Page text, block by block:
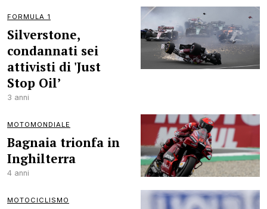
FORMULA 1
Silverstone,
condannati sei
attivisti di 'Just
Stop Oil’
3 anni
MOTOMONDIALE
Bagnaia trionfa in
Inghilterra
4 anni
MOTOCICLISMO